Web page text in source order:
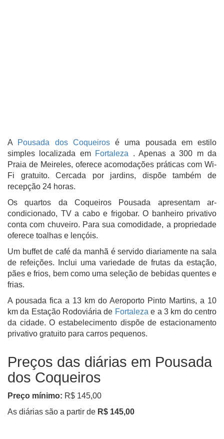
A Pousada dos Coqueirosé uma pousada em estilo
simples localizada em Fortaleza . Apenas a 300 m da
Praia de Meireles, oferece acomodações práticas com Wi-
Fi gratuito. Cercada por jardins, dispõe também de
recepção 24 horas.
Os quartos da Coqueiros Pousada apresentam ar-
condicionado, TV a cabo e frigobar. O banheiro privativo
conta com chuveiro. Para sua comodidade, a propriedade
oferece toalhas e lençóis.
Um buffet de café da manhã é servido diariamente na sala
de refeições. Inclui uma variedade de frutas da estação,
pães e frios, bem como uma seleção de bebidas quentes e
frias.
A pousada fica a 13 km do Aeroporto Pinto Martins, a 10
km da Estação Rodoviária de Fortaleza e a 3 km do centro
da cidade. O estabelecimento dispõe de estacionamento
privativo gratuito para carros pequenos.
Preços das diárias em Pousada
dos Coqueiros
Preço mínimo: R$ 145,00
As diárias são a partir de R$ 145,00